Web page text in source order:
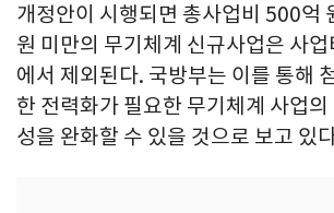
개정안이 시행되면 총사업비 500억
원 미만의 무기체계 신규사업은 사
에서 제외된다. 국방부는 이를 통해
한 전력화가 필요한 무기체계 사업
성을 완화할 수 있을 것으로 보고 있